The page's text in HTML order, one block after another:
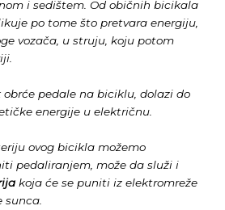
i sedištem. Od običnih bicikala
po tome što pretvara energiju,
vozača, u struju, koju potom
obrće pedale na biciklu, dolazi do
energije u električnu.
ovog bicikla možemo
pedaliranjem, može da služi i
koja će se puniti iz elektromreže
sunca.